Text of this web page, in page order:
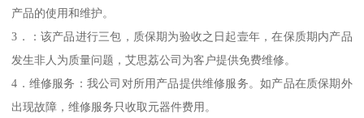
产品的使用和维护。
3．：该产品进行三包，质保期为验收之日起壹年，在保质期内产品
发生非人为质量问题，艾思荔公司为客户提供免费维修。
4．维修服务：我公司对所用产品提供维修服务。如产品在质保期外
出现故障，维修服务只收取元器件费用。